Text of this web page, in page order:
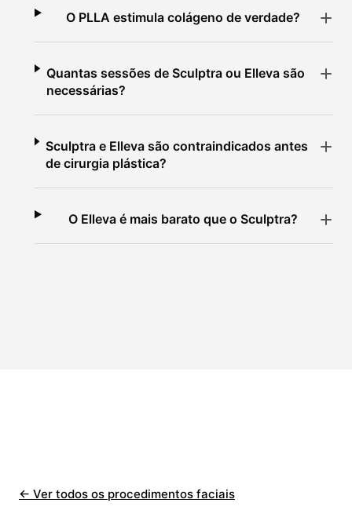
O PLLA estimula colágeno de verdade?
Quantas sessões de Sculptra ou Elleva são
necessárias?
Sculptra e Elleva são contraindicados antes
de cirurgia plástica?
O Elleva é mais barato que o Sculptra?
← Ver todos os procedimentos faciais